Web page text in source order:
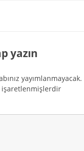
yazın
yayımlanmayacak.
işaretlenmişlerdir